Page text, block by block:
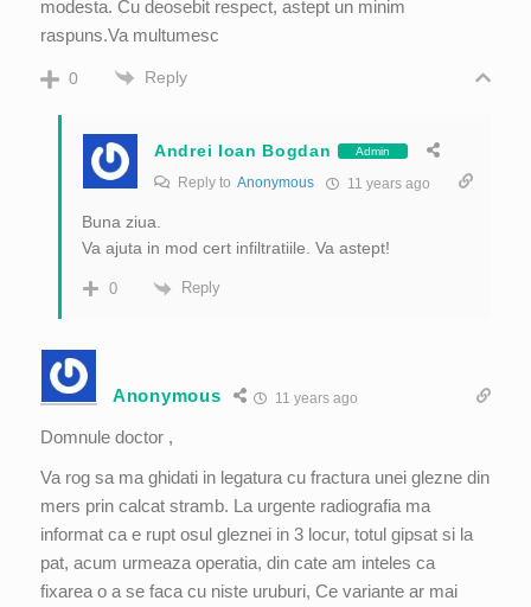
modesta. Cu deosebit respect, astept un minim
raspuns.Va multumesc
0 Reply
Andrei Ioan Bogdan Admin
Reply to Anonymous 11 years ago
Buna ziua.
Va ajuta in mod cert infiltratiile. Va astept!
0 Reply
Anonymous 11 years ago
Domnule doctor ,
Va rog sa ma ghidati in legatura cu fractura unei glezne din
mers prin calcat stramb. La urgente radiografia ma
informat ca e rupt osul gleznei in 3 locur, totul gipsat si la
pat, acum urmeaza operatia, din cate am inteles ca
fixarea o a se faca cu niste uruburi, Ce variante ar mai